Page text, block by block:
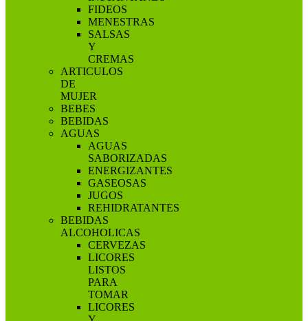
FIDEOS
MENESTRAS
SALSAS
Y
CREMAS
ARTICULOS
DE
MUJER
BEBES
BEBIDAS
AGUAS
AGUAS
SABORIZADAS
ENERGIZANTES
GASEOSAS
JUGOS
REHIDRATANTES
BEBIDAS
ALCOHOLICAS
CERVEZAS
LICORES
LISTOS
PARA
TOMAR
LICORES